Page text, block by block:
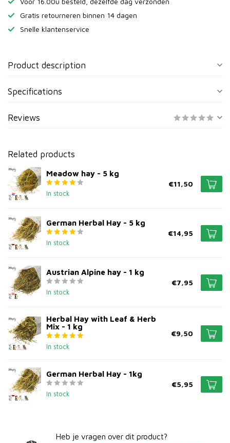
Gratis retourneren binnen 14 dagen
Snelle klantenservice
Product description
Specifications
Reviews
Related products
Meadow hay - 5 kg
In stock
€11,50
German Herbal Hay - 5 kg
In stock
€14,95
Austrian Alpine hay - 1 kg
In stock
€7,95
Herbal Hay with Leaf & Herb
Mix - 1 kg
In stock
€9,50
German Herbal Hay - 1kg
In stock
€5,95
Heb je vragen over dit product?